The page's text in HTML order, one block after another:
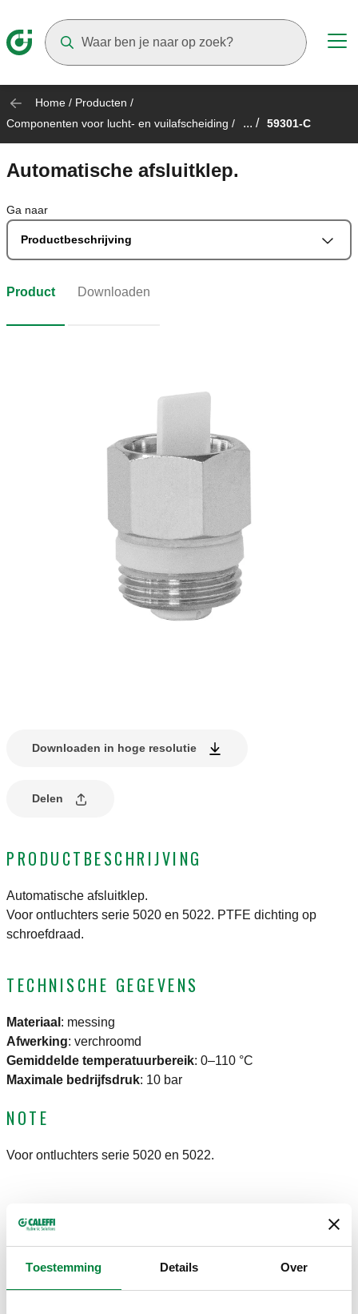
Toestemming Details Over
Home / Producten /
Componenten voor lucht- en vuilafscheiding / ... / 59301-C
Automatische afsluitklep.
Ga naar
Productbeschrijving
Product Downloaden
Downloaden in hoge resolutie
Delen
PRODUCTBESCHRIJVING
Automatische afsluitklep.
Voor ontluchters serie 5020 en 5022. PTFE dichting op
schroefdraad.
TECHNISCHE GEGEVENS
Materiaal : messing
Afwerking: verchroomd
Gemiddelde temperatuurbereik: 0–110 °C
Maximale bedrijfsdruk: 10 bar
NOTE
Voor ontluchters serie 5020 en 5022.
TEKENINGEN EN SPECIFICATIES